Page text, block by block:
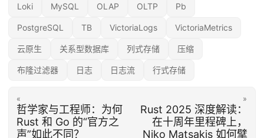
Loki MySQL OLAP OLTP Pb
PostgreSQL TB VictoriaLogs VictoriaMetrics
云原生 关系型数据库 列式存储 压缩
布隆过滤器 日志 日志流 行式存储
«
哲学家与工程师：为何
Rust 和 Go 的“官方之
声”如此不同？
»
Rust 2025 深度解读：
在十周年里程碑上，
Niko Matsakis 如何擘